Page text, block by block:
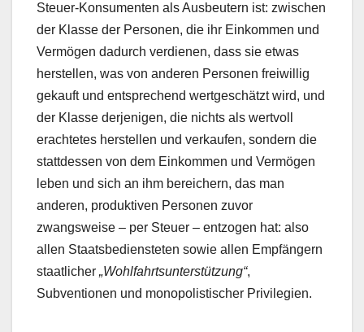
Steuer-Konsumenten als Ausbeutern ist: zwischen
der Klasse der Personen, die ihr Einkommen und
Vermögen dadurch verdienen, dass sie etwas
herstellen, was von anderen Personen freiwillig
gekauft und entsprechend wertgeschätzt wird, und
der Klasse derjenigen, die nichts als wertvoll
erachtetes herstellen und verkaufen, sondern die
stattdessen von dem Einkommen und Vermögen
leben und sich an ihm bereichern, das man
anderen, produktiven Personen zuvor
zwangsweise – per Steuer – entzogen hat: also
allen Staatsbediensteten sowie allen Empfängern
staatlicher „Wohlfahrtsunterstützung“,
Subventionen und monopolistischer Privilegien.